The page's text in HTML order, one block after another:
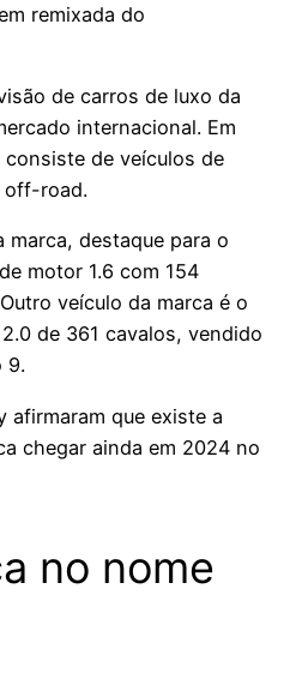
remixada do
de carros de luxo da
internacional. Em
de veículos de
off-road.
marca, destaque para o
motor 1.6 com 154
veículo da marca é o
de 361 cavalos, vendido
9.
afirmaram que existe a
chegar ainda em 2024 no
no nome